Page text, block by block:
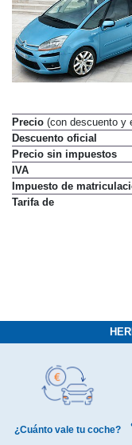
Precio (con descuento y
Descuento oficial
Precio sin impuestos
IVA
Impuesto de
Tarifa de
¿Cuánto vale tu coche?